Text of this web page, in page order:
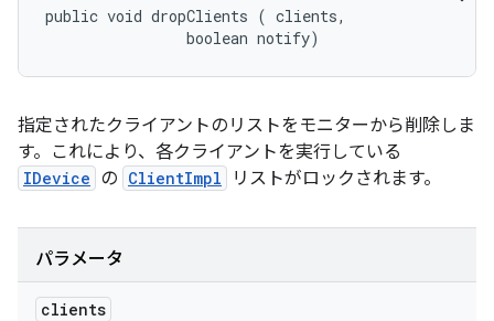
public void dropClients ( clients,
                boolean notify)
指定されたクライアントのリストをモニターから削除しま
す。これにより、各クライアントを実行している
IDevice の ClientImpl リストがロックされます。
パラメータ
clients